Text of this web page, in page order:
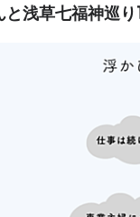
と浅草七福神巡